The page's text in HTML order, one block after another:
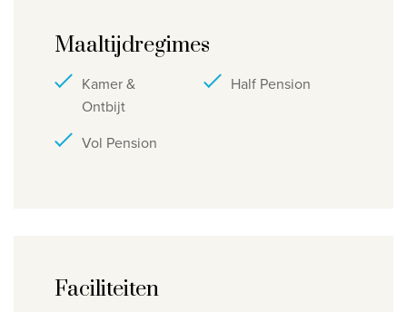
Maaltijdregimes
Kamer &
Ontbijt
Half Pension
Vol Pension
Faciliteiten